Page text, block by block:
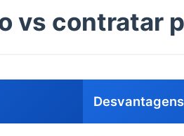
vs contratar
Desvantagens